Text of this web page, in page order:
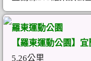
羅東運動公園
【羅東運動公園】
5.26公里